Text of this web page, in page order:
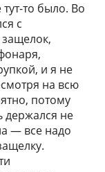
то было. Во
с
и я не
на всю
потому
держался не
— все надо